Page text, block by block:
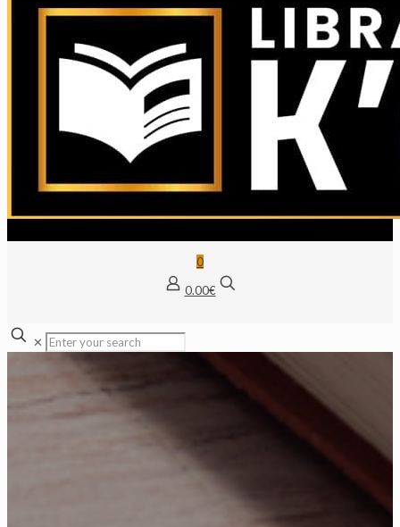
0
0.00€
✕